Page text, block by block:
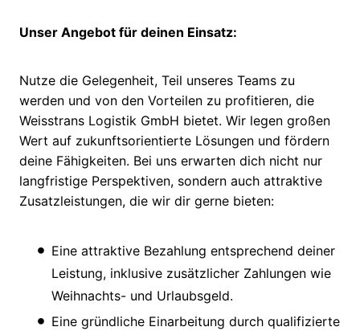
Unser Angebot für deinen Einsatz:
Nutze die Gelegenheit, Teil unseres Teams zu
werden und von den Vorteilen zu profitieren, die
Weisstrans Logistik GmbH bietet. Wir legen großen
Wert auf zukunftsorientierte Lösungen und fördern
deine Fähigkeiten. Bei uns erwarten dich nicht nur
langfristige Perspektiven, sondern auch attraktive
Zusatzleistungen, die wir dir gerne bieten:
Eine attraktive Bezahlung entsprechend deiner
Leistung, inklusive zusätzlicher Zahlungen wie
Weihnachts- und Urlaubsgeld.
Eine gründliche Einarbeitung durch qualifizierte